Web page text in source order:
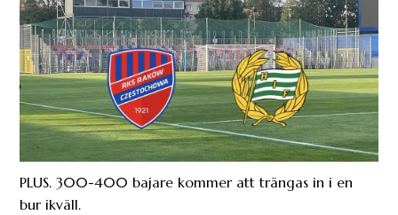
PLUS. 300-400 bajare kommer att trängas in i en
bur ikväll.